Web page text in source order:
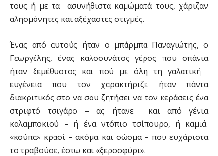
τους ή με τα ασυνήθιστα καμώματά τους, χάριζαν
αλησμόνητες και αξέχαστες στιγμές.
Ένας από αυτούς ήταν ο μπάρμπα Παναγιώτης, ο
Γεωργέλης, ένας καλοσυνάτος γέρος που σπάνια
ήταν ξεμέθυστος και πού με όλη τη γαλατική
ευγένεια που τον χαρακτήριζε ήταν πάντα
διακριτικός στο να σου ζητήσει να τον κεράσεις ένα
στριφτό τσιγάρο – ας ήτανε και από γένια
καλαμποκιού – ή ένα ντόπιο τσίπουρο, ή καμιά
«κούπα» κρασί – ακόμα και σώσμα – που ευχάριστα
το τραβούσε, έστω και «ξεροσφύρι».